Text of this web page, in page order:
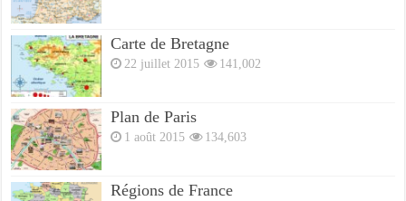
Carte de Bretagne
22 juillet 2015 141,002
Plan de Paris
1 août 2015 134,603
Régions de France